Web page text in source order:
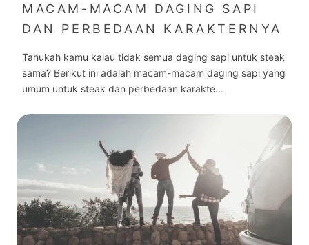
MACAM-MACAM DAGING SAPI
DAN PERBEDAAN KARAKTERNYA
Tahukah kamu kalau tidak semua daging sapi untuk steak
sama? Berikut ini adalah macam-macam daging sapi yang
umum untuk steak dan perbedaan karakte...